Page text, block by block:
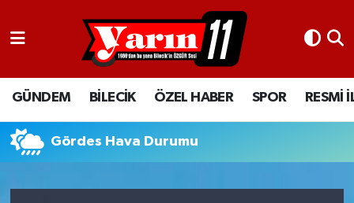
GÜNDEM BİLECİK ÖZEL HABER SPOR RESMİ
Gördes Hava Durumu
GÜNDEM
BİLECİK
ÖZEL HABER
Bilecik Nöbetçi Eczaneler
Bilecik Hava Durumu
Bilecik Namaz Vakitleri